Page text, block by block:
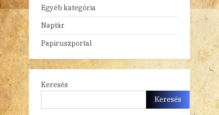
Egyéb kategória
Naptár
Papiruszportal
Keresés
Keresés